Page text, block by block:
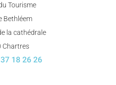
Tourisme
Bethléem
la cathédrale
Chartres
18 26 26